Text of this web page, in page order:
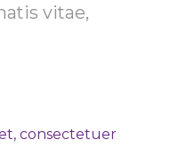
vitae,
consectetuer